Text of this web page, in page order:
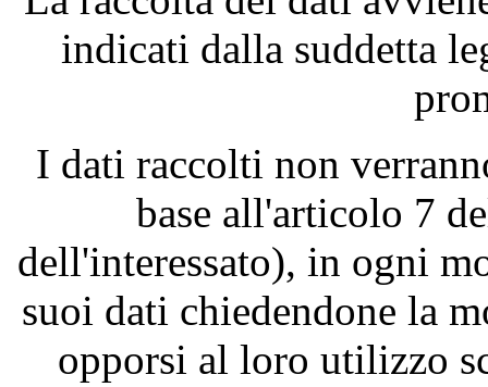
indicati dalla suddetta
I dati raccolti non
base all'articolo 7
dell'interessato), in ogni
suoi dati chiedendone la
opporsi al loro utilizzo